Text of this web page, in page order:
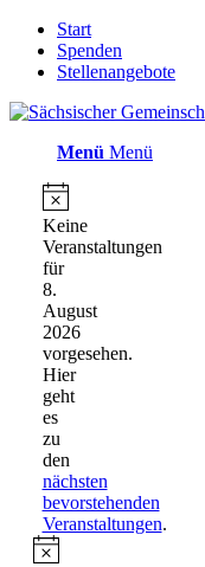
Start
Spenden
Stellenangebote
Menü Menü
für
8.
August
2026
Hinweis
Keine
Veranstaltungen
für
8.
August
2026
vorgesehen.
Hier
geht
es
zu
den
nächsten
bevorstehenden
Veranstaltungen.
Hinweis